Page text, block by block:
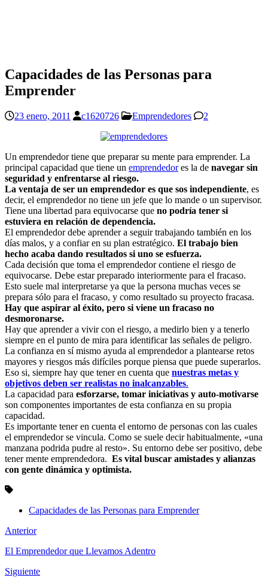
Capacidades de las Personas para
Emprender
23 enero, 2011 c1620726 Emprendedores 2
Un emprendedor tiene que preparar su mente para emprender. La
principal capacidad que tiene un emprendedores la de navegar sin
seguridad y enfrentarse al riesgo.
La ventaja de ser un emprendedor es que sos independiente, es
decir, el emprendedor no tiene un jefe que lo mande o un supervisor.
Tiene una libertad para equivocarse que no podría tener si
estuviera en relación de dependencia.
El emprendedor debe aprender a seguir trabajando también en los
días malos, y a confiar en su plan estratégico. El trabajo bien
hecho acaba dando resultados si uno se esfuerza.
Cada decisión que toma el emprendedor contiene el riesgo de
equivocarse. Debe estar preparado interiormente para el fracaso.
Esto suele mal interpretarse ya que la persona muchas veces se
prepara sólo para el fracaso, y como resultado su proyecto fracasa.
Hay que aspirar al éxito, pero si viene un fracaso no
desmoronarse.
Hay que aprender a vivir con el riesgo, a medirlo bien y a tenerlo
siempre en el punto de mira para identificar las señales de peligro.
La confianza en sí mismo ayuda al emprendedor a plantearse retos
mayores y riesgos más difíciles porque piensa que puede superarlos.
Eso si, siempre hay que tener en cuenta que nuestras metas y
objetivos deben ser realistas no inalcanzables.
La capacidad para esforzarse, tomar iniciativas y auto-motivarse
son componentes importantes de esta confianza en su propia
capacidad.
Es importante tener en cuenta el entorno de personas con las cuales
el emprendedor se vincula. Como se suele decir habitualmente, «una
manzana podrida pudre al resto». Su entorno debe ser positivo, debe
tener mente emprendedora. Es vital buscar amistades y alianzas
con gente dinámica y optimista.
Capacidades de las Personas para Emprender
Anterior
El Emprendedor que Llevamos Adentro
Siguiente